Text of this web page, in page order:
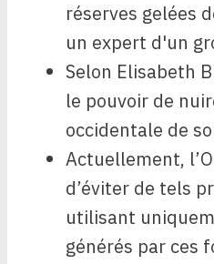
réserves gelées
un expert d'un
Selon Elisabeth
le pouvoir de
occidentale de
Actuellement,
d’éviter de tels
utilisant
générés par ces